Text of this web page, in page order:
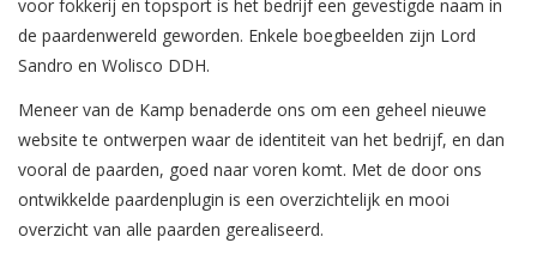
voor fokkerij en topsport is het bedrijf een gevestigde naam in
de paardenwereld geworden. Enkele boegbeelden zijn Lord
Sandro en Wolisco DDH.
Meneer van de Kamp benaderde ons om een geheel nieuwe
website te ontwerpen waar de identiteit van het bedrijf, en dan
vooral de paarden, goed naar voren komt. Met de door ons
ontwikkelde paardenplugin is een overzichtelijk en mooi
overzicht van alle paarden gerealiseerd.